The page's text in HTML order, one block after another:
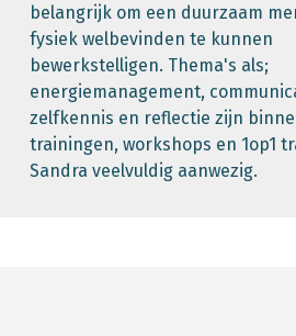
belangrijk om een duurzaam
fysiek welbevinden te kunnen
bewerkstelligen. Thema's als;
energiemanagement,
zelfkennis en reflectie zijn
trainingen, workshops en 1op1
Sandra veelvuldig aanwezig.